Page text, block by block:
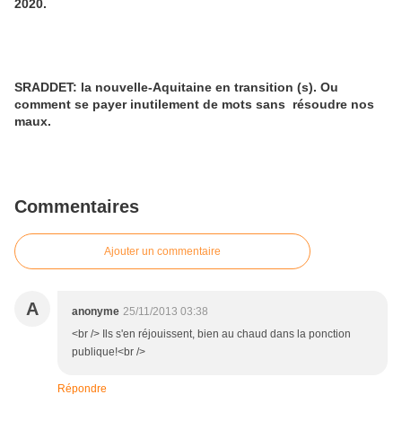
2020.
SRADDET: la nouvelle-Aquitaine en transition (s). Ou
comment se payer inutilement de mots sans résoudre nos
maux.
Commentaires
Ajouter un commentaire
A anonyme 25/11/2013 03:38
<br /> Ils s'en réjouissent, bien au chaud dans la ponction
publique!<br />
Répondre